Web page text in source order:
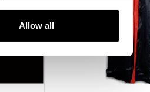
Allow all